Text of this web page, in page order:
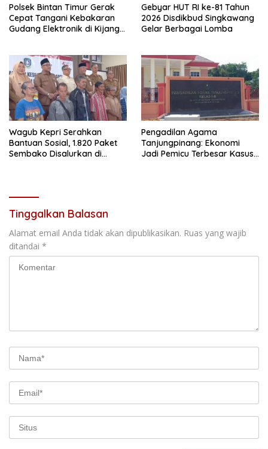
Polsek Bintan Timur Gerak
Cepat Tangani Kebakaran
Gudang Elektronik di Kijang
Gebyar HUT RI ke-81 Tahun
2026 Disdikbud Singkawang
Gelar Berbagai Lomba
Wagub Kepri Serahkan
Bantuan Sosial, 1.820 Paket
Sembako Disalurkan di
Pengadilan Agama
Tanjungpinang: Ekonomi
Jadi Pemicu Terbesar Kasus
Tinggalkan Balasan
Alamat email Anda tidak akan dipublikasikan. Ruas yang wajib
ditandai *